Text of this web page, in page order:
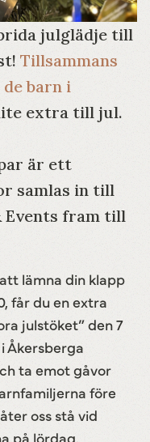
julglädje till
Tillsammans
barn i
extra till jul.
är ett
samlas in till
Events fram till
lämna din klapp
får du en extra
julstöket” den 7
Åkersberga
ta emot gåvor
före
oss stå vid
på lördag.